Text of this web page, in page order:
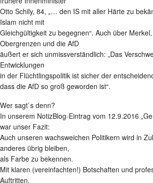
Otto Schily, 84, „… den IS mit aller Härte zu
Islam nicht mit
Gleichgültigkeit zu begegnen“. Auch über
Obergrenzen und die AfD
äußert er sich unmissverständlich: „Das
Entwicklungen
in der Flüchtlingspolitik ist sicher der
dass die AfD so groß geworden ist“.
Wer sagt`s denn?
In unserem NotizBlog-Eintrag vom 12.9.2016
war unser Fazit:
Auch unseren wachsweichen Politikern wird in
anderes übrig bleiben,
als Farbe zu bekennen.
Mit klaren (vereinfachten!) Botschaften und
Auftritten.